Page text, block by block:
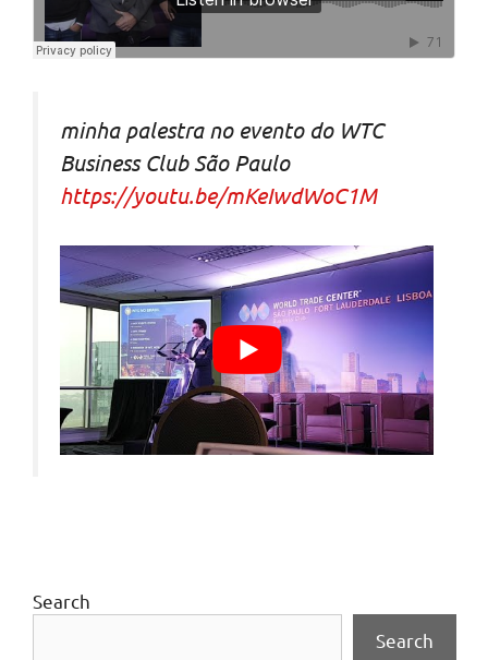
minha palestra no evento do WTC
Business Club São Paulo
https://youtu.be/mKeIwdWoC1M
Search
Search